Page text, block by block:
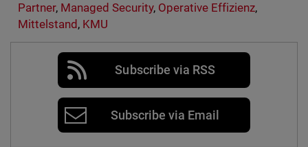
Partner, Managed Security, Operative Effizienz,
Mittelstand , KMU
Subscribe via RSS
Subscribe via Email